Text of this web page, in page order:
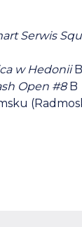
Serwis
w HedoniiB
Open #8B